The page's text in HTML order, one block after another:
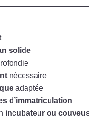
solide
nécessaire
adaptée
d’immatriculation
incubateur ou